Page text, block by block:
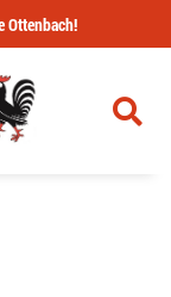
Ottenbach!